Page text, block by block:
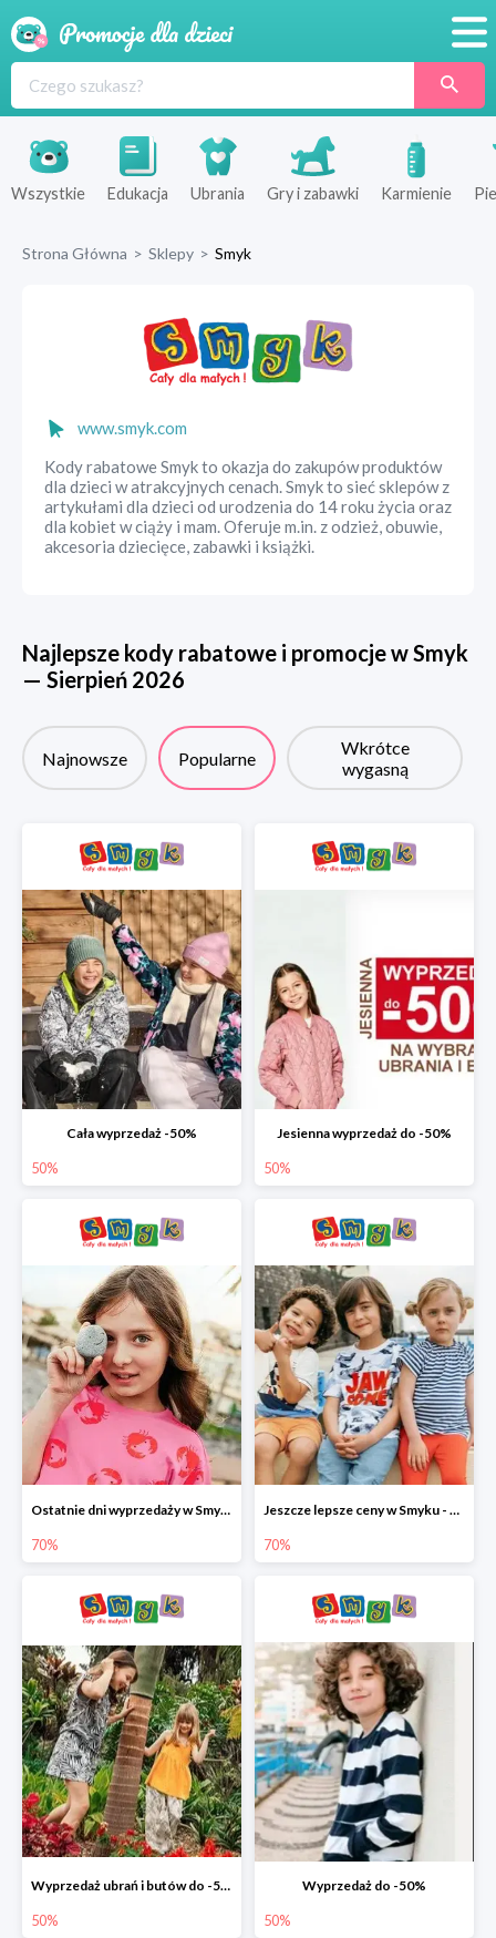
Produkty
Sklepy
Wszystkie Edukacja Ubrania Gry i zabawki Karmienie
Strona Główna > Sklepy > Smyk
www.smyk.com
Kody rabatowe Smyk to okazja do zakupów produktów
dla dzieci w atrakcyjnych cenach. Smyk to sieć sklepów z
artykułami dla dzieci od urodzenia do 14 roku życia oraz
dla kobiet w ciąży i mam. Oferuje m.in. z odzież, obuwie,
akcesoria dziecięce, zabawki i książki.
Najlepsze kody rabatowe i promocje wSmyk
— Sierpień 2026
Najnowsze Popularne
Wkrótce
wygasną
Cała wyprzedaż -50%
50%
Jesienna wyprzedaż do -50%
50%
Ostatnie dni wyprzedaży w Smyku - ubrania i buty do -70%
70%
Jeszcze lepsze ceny w Smyku - ubrania i buty do -70%
70%
Wyprzedaż ubrań i butów do -50%
50%
Wyprzedaż do -50%
50%